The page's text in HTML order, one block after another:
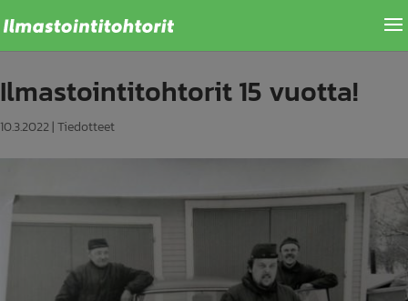
Ilmastointitohtorit 15 vuotta!
10.3.2022|Tiedotteet